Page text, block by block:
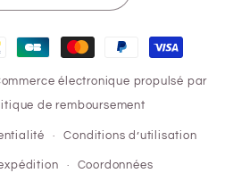
électronique propulsé par
de remboursement
Conditions d’utilisation
Coordonnées